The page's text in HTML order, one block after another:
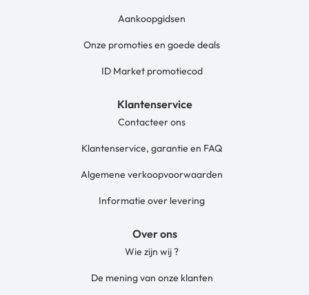
Aankoopgidsen
Onze promoties en goede deals
ID Market promotiecod
Klantenservice
Contacteer ons
Klantenservice, garantie en FAQ
Algemene verkoopvoorwaarden
Informatie over levering
Over ons
Wie zijn wij ?
De mening van onze klanten